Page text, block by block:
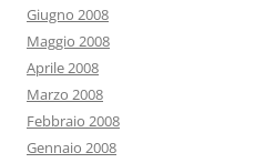
Giugno 2008
Maggio 2008
Aprile 2008
Marzo 2008
Febbraio 2008
Gennaio 2008